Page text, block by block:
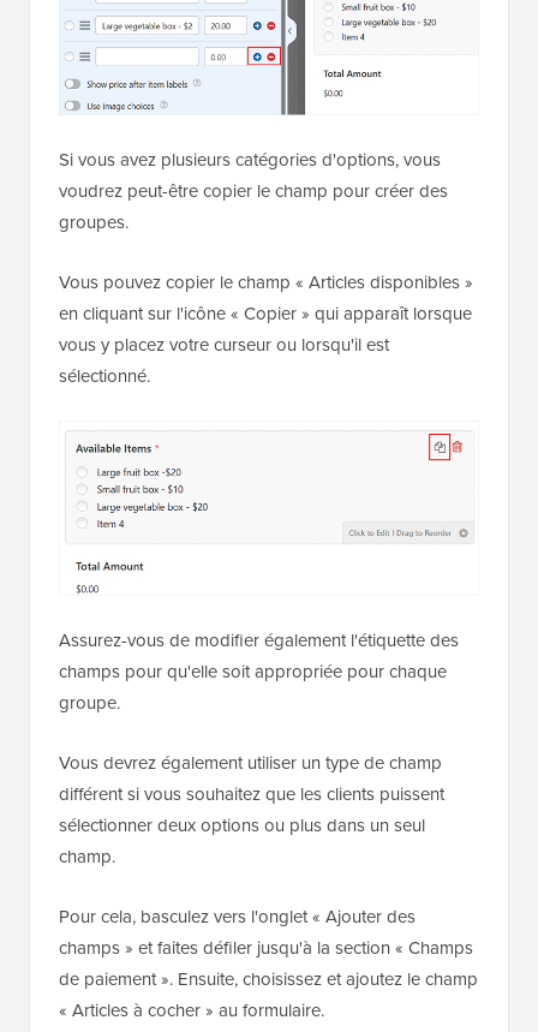
Si vous avez plusieurs catégories d'options, vous
voudrez peut-être copier le champ pour créer des
groupes.
Vous pouvez copier le champ « Articles disponibles »
en cliquant sur l'icône « Copier » qui apparaît lorsque
vous y placez votre curseur ou lorsqu'il est
sélectionné.
Assurez-vous de modifier également l'étiquette des
champs pour qu'elle soit appropriée pour chaque
groupe.
Vous devrez également utiliser un type de champ
différent si vous souhaitez que les clients puissent
sélectionner deux options ou plus dans un seul
champ.
Pour cela, basculez vers l'onglet « Ajouter des
champs » et faites défiler jusqu'à la section « Champs
de paiement ». Ensuite, choisissez et ajoutez le champ
« Articles à cocher » au formulaire.